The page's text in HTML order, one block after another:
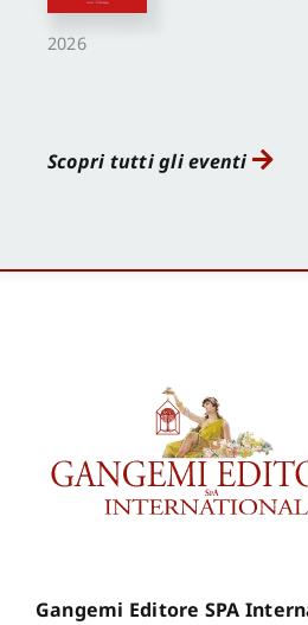
2026
Scopri tutti gli eventi
Gangemi Editore SPA